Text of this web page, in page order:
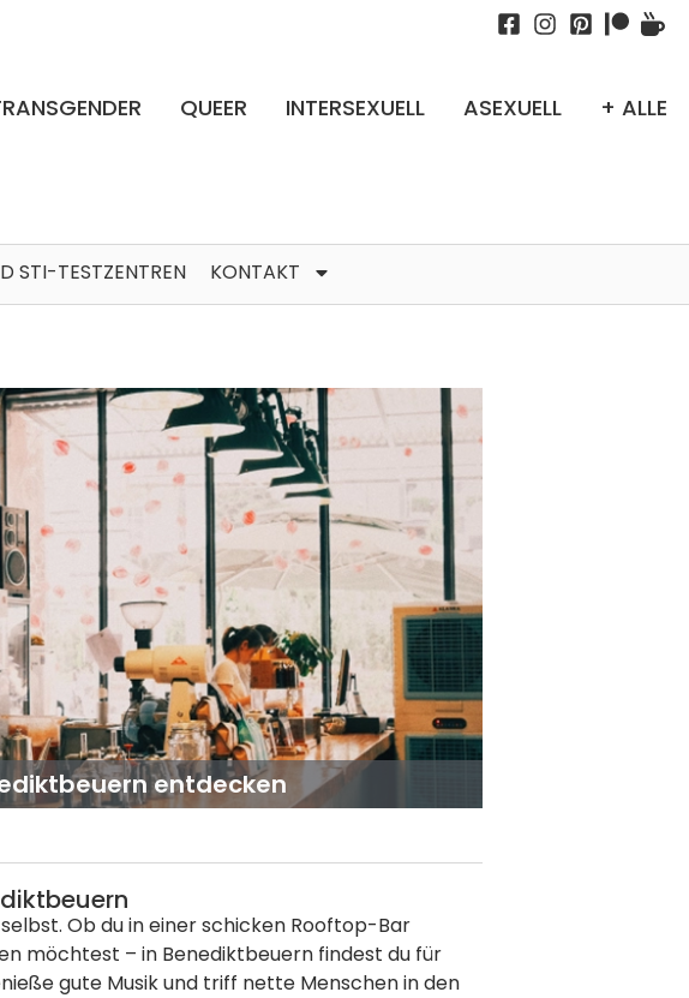
QUEER INTERSEXUELL ASEXUELL + ALLE
STI-TESTZENTREN KONTAKT
entdecken
Ob du in einer schicken Rooftop-Bar
möchtest – in Benediktbeuern findest du für
gute Musik und triff nette Menschen in den